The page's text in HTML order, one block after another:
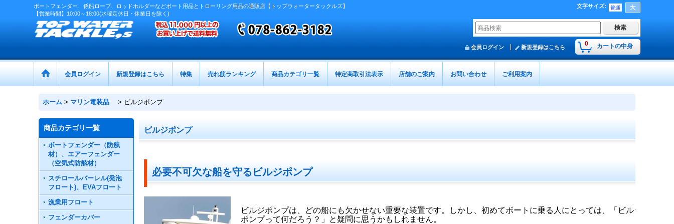
ボートフェンダー、係船ロープ、ロッドホルダーなどボート用品とトローリング用品の通販店【トップウォータータックルズ】
【営業時間】10:00～18:00(水曜定休日・休業日を除く)
文字サイズ:
0 カートの中身
会員ログイン 新規登録はこちら
会員ログイン 新規登録はこちら 特集 売れ筋ランキング 商品カテゴリ一覧 特定商取引法表示 店舗のご案内 お問い合わせ ご利用案内
ホーム > マリン電装品 > ビルジポンプ
商品カテゴリ一覧
ボートフェンダー（防舷
材）、エアーフェンダー
（空気式防舷材）
スチロールバーレル(発泡
フロート)、EVAフロート
漁業用フロート
フェンダーカバー
ビルジポンプ
必要不可欠な船を守るビルジポンプ
ビルジポンプは、どの船にも欠かせない重要な装置です。しかし、初めてボートに乗る人にとっては、「ビルジ
ポンプって何だろう？」と疑問に思うかもしれません。